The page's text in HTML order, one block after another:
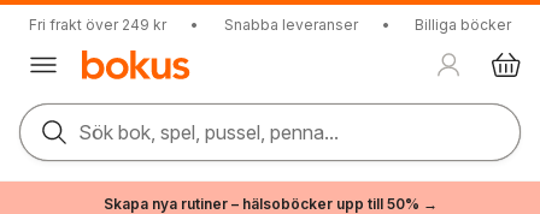
Fri frakt över 249 kr • Snabba leveranser • Billiga böcker
Sök bok, spel, pussel, penna...
Skapa nya rutiner – hälsoböcker upp till 50% →